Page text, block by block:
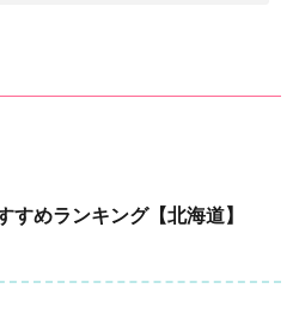
すめランキング【北海道】